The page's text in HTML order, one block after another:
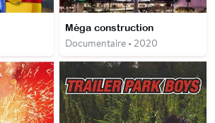
Méga construction
Documentaire • 2020